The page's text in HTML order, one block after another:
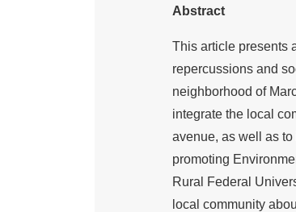
Abstract
This article presents
repercussions and
neighborhood of
integrate the local
avenue, as well as
promoting
Rural Federal
local community